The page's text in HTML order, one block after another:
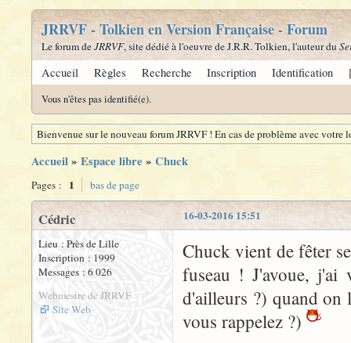
JRRVF - Tolkien en Version Française - Forum
Le forum deJRRVF, site dédié à l'oeuvre de J.R.R. Tolkien, l'auteur du
Accueil Règles Recherche Inscription Identification
Vous n'êtes pas identifié(e).
Bienvenue sur le nouveau forum JRRVF ! En cas de problème avec
Accueil» Espace libre » Chuck
Pages : 1 bas de page
16-03-2016 15:51
Cédric
Lieu : Près de Lille
Inscription : 1999
Messages : 6 026
Webmestre de JRRVF
Site Web
Chuck vient de fêter
fuseau ! J'avoue, j'ai
d'ailleurs ?) quand
vous rappelez ?)